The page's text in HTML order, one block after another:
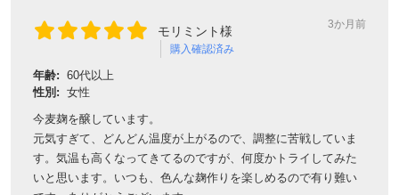
モリミント様
購入確認済み
3か月前
年齢: 60代以上
性別: 女性
今麦麹を醸しています。
元気すぎて、どんどん温度が上がるので、調整に苦戦していま
す。気温も高くなってきてるのですが、何度かトライしてみた
いと思います。いつも、色んな麹作りを楽しめるので有り難い